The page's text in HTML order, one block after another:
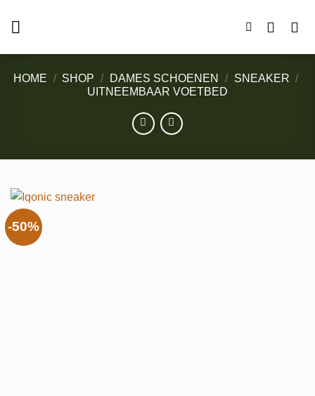
naar
HOME / SHOP / DAMES SCHOENEN / SNEAKER /
UITNEEMBAAR VOETBED
-50%